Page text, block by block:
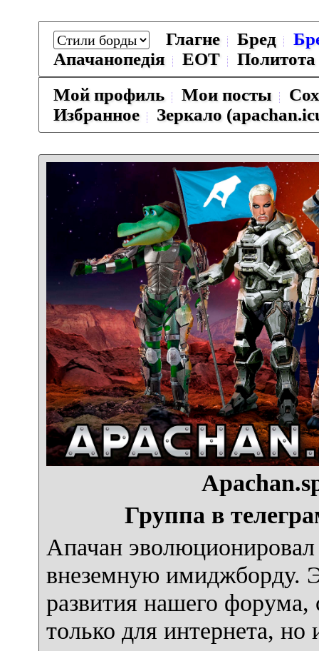
Глагне Бред
Апачанопедiя
ЕОТ
Политота
Мой профиль
Мои посты
Избранное
Зеркало
Группа в
Апачан
внеземную имиджборду.
развития нашего форума,
только для интернета, но